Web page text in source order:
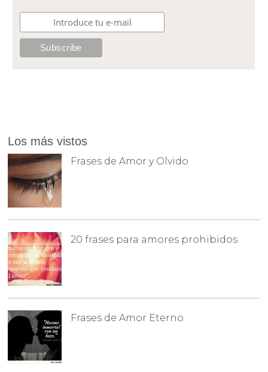
Los más vistos
Frases de Amor y Olvido
20 frases para amores prohibidos
Frases de Amor Eterno